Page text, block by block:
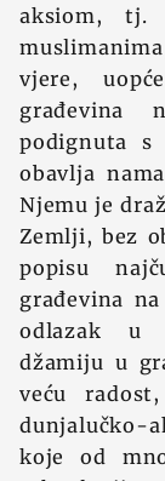
aksiom, tj.
vjere,
građevina
podignuta
obavlja
Njemu je
Zemlji, bez
popisu
građevina
odlazak u
džamiju u
veću
dunjalučko-
koje od